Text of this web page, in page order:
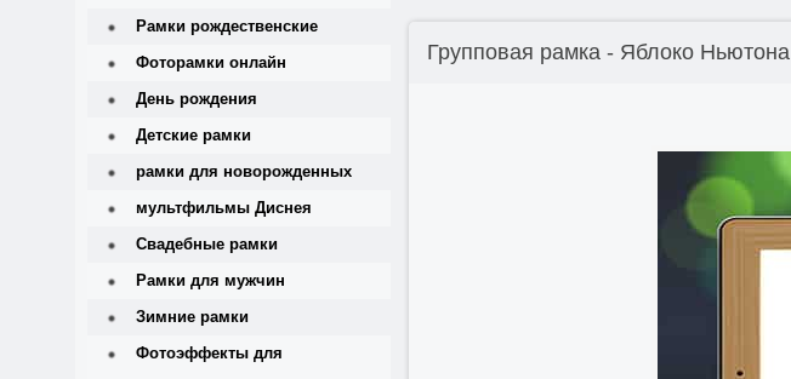
Групповая рамка - Яблоко Ньютона
Рамки рождественские
Фоторамки онлайн
День рождения
Детские рамки
рамки для новорожденных
мультфильмы Диснея
Свадебные рамки
Рамки для мужчин
Зимние рамки
Фотоэффекты для